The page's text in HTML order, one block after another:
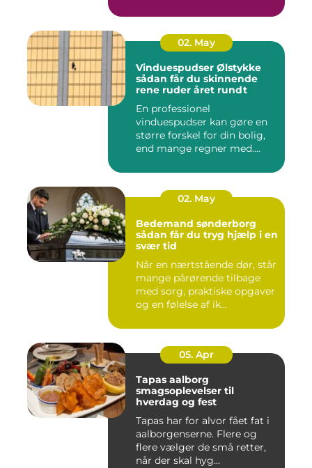
02. May
Vinduespudser Ølstykke
sådan får du skinnende
rene ruder året rundt
En professionel
vinduespudser kan gøre en
større forskel for din bolig,
end mange regner med.
02. May
Bedemand sønderborg
sådan får du tryg hjælp i en
svær tid
Når en nærtstående dør, står
mange pårørende tilbage
med sorg, praktiske opgaver
og en følelse af ik...
05. Apr
Tapas aalborg
smagsoplevelser til
hverdag og fest
Tapas har for alvor fået fat i
aalborgenserne. Flere og
flere vælger de små retter,
når der skal hyg...